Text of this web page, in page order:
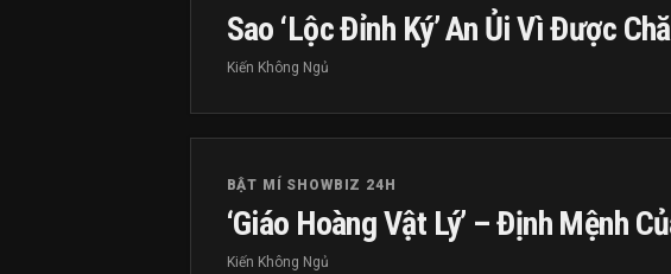
Sao ‘Lộc Đỉnh Ký’ An Ủi Vì Được
Kiến Không Ngủ
BẬT MÍ SHOWBIZ 24H
‘Giáo Hoàng Vật Lý’ – Định Mệnh
Kiến Không Ngủ